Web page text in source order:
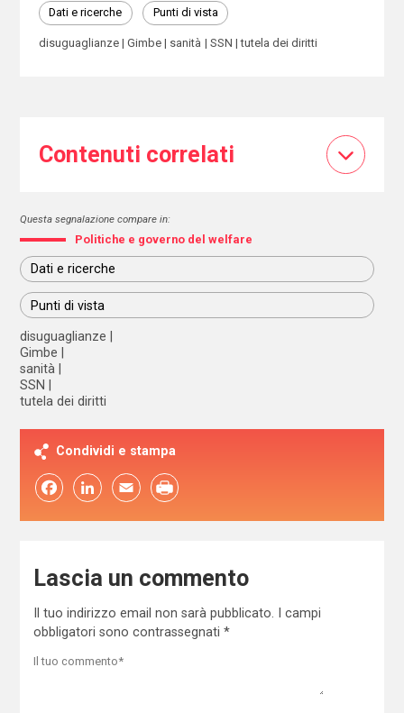
Dati e ricerche Punti di vista
disuguaglianze Gimbe sanità SSN tutela dei diritti
Contenuti correlati
Questa segnalazione compare in:
Politiche e governo del welfare
Dati e ricerche
Punti di vista
disuguaglianze
Gimbe
sanità
SSN
tutela dei diritti
Condividi e stampa
FacebookLinkedIn Email
Lascia un commento
Il tuo indirizzo email non sarà pubblicato.
I campi
obbligatori sono contrassegnati *